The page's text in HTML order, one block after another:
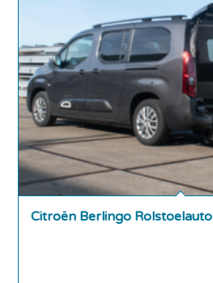
Citroën Berlingo Rolstoelauto